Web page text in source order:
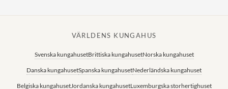
VÄRLDENS KUNGAHUS
Svenska kungahusetBrittiska kungahusetNorska kungahuset
Danska kungahusetSpanska kungahusetNederländska kungahuset
Belgiska kungahusetJordanska kungahusetLuxemburgska storhertighuset